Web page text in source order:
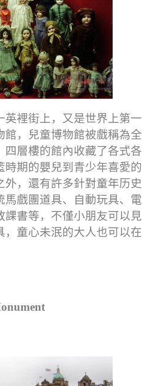
英裡街上，又是世界上第一
館，兒童博物館被戲稱為全
四層樓的館內收藏了各式各
時期的嬰兒到青少年喜愛的
外，還有許多針對童年历史
馬戲團道具、自動玩具、電
課書等，不僅小朋友可以見
，童心未泯的大人也可以在